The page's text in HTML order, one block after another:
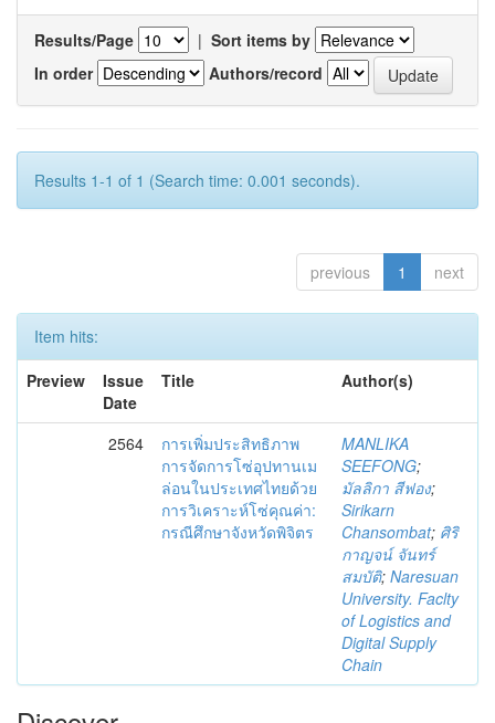
Results/Page | Sort items by
In order
Authors/record
Results 1-1 of 1 (Search time: 0.001 seconds).
previous 1 next
Item hits:
Preview
Issue
Date
Title Author(s)
2564
การเพิ่มประสิทธิภาพ
การจัดการโซ่อุปทานเม
ล่อนในประเทศไทยด้วย
การวิเคราะห์โซ่คุณค่า:
กรณีศึกษาจังหวัดพิจิตร
MANLIKA
SEEFONG;
มัลลิกา สีฟอง;
Sirikarn
Chansombat; ศิริ
กาญจน์ จันทร์
สมบัติ; Naresuan
University. Faclty
of Logistics and
Digital Supply
Chain